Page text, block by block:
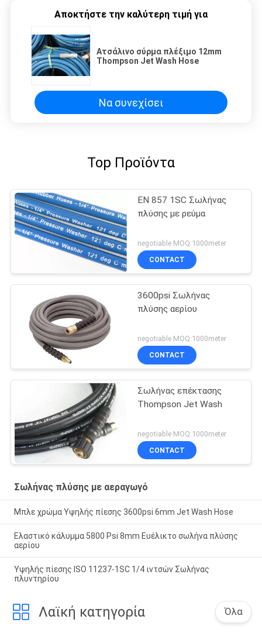
Αποκτήστε την καλύτερη τιμή για
Ατσάλινο σύρμα πλέξιμο 12mm
Thompson Jet Wash Hose
Να συνεχίσει
Top Προϊόντα
EN 857 1SC Σωλήνας
πλύσης με ρεύμα
negotiable MOQ:1000meter
CONTACT
3600psi Σωλήνας
πλύσης αερίου
negotiable MOQ:1000meter
CONTACT
Σωλήνας επέκτασης
Thompson Jet Wash
negotiable MOQ:1000meter
CONTACT
Σωλήνας πλύσης με αεραγωγό
Μπλε χρώμα Υψηλής πίεσης 3600psi 6mm Jet Wash Hose
Ελαστικό κάλυμμα 5800 Psi 8mm Ευέλικτο σωλήνα πλύσης
αερίου
Υψηλής πίεσης ISO 11237-1SC 1/4 ιντσών Σωλήνας
πλυντηρίου
Λαϊκή κατηγορία Όλα